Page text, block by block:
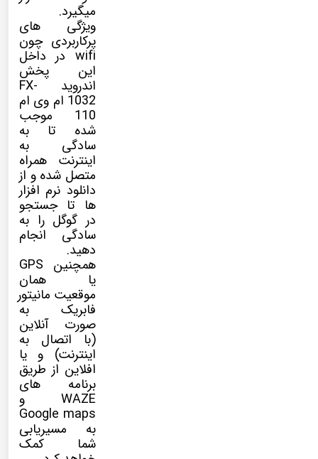
میگیرد.
ویژگی های
پرکاربردی چون
wifi در داخل
این پخش
اندروید FX-
1032 ام وی ام
110 موجب
شده تا به
سادگی به
اینترنت همراه
متصل شده و از
دانلود نرم افزار
ها تا جستجو
در گوگل را به
سادگی انجام
دهید.
همچنین GPS
یا همان
موقعیت مانیتور
فابریک به
صورت آنلاین
(با اتصال به
اینترنت) و یا
افلاین از طریق
برنامه های
WAZE و
Google maps
به مسیریابی
شما کمک